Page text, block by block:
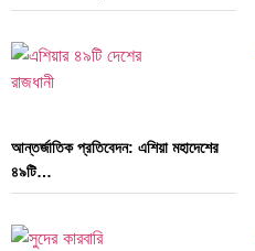
আন্তর্জাতিক প্রতিবেদন: এশিয়া মহাদেশের
৪৯টি…